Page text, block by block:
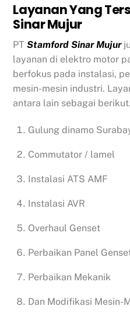
Layanan Yang
Sinar Mujur
PTStamford Sinar Mujur
layanan di elektro motor
berfokus pada instalasi,
mesin-mesin industri.
antara lain sebagai berikut.
Gulung dinamo
Commutator / lamel
Instalasi ATS AMF
Instalasi AVR
Overhaul Genset
Perbaikan Panel
Perbaikan Mekanik
Dan Modifikasi Mesin-